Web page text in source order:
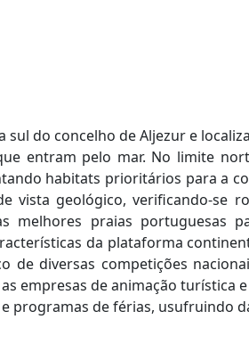
sul do concelho de Aljezur e
entram pelo mar. No limite
habitats prioritários para a
geológico, verificando-se
melhores praias
da plataforma
de diversas competições
empresas de animação
programas de férias, usufruindo